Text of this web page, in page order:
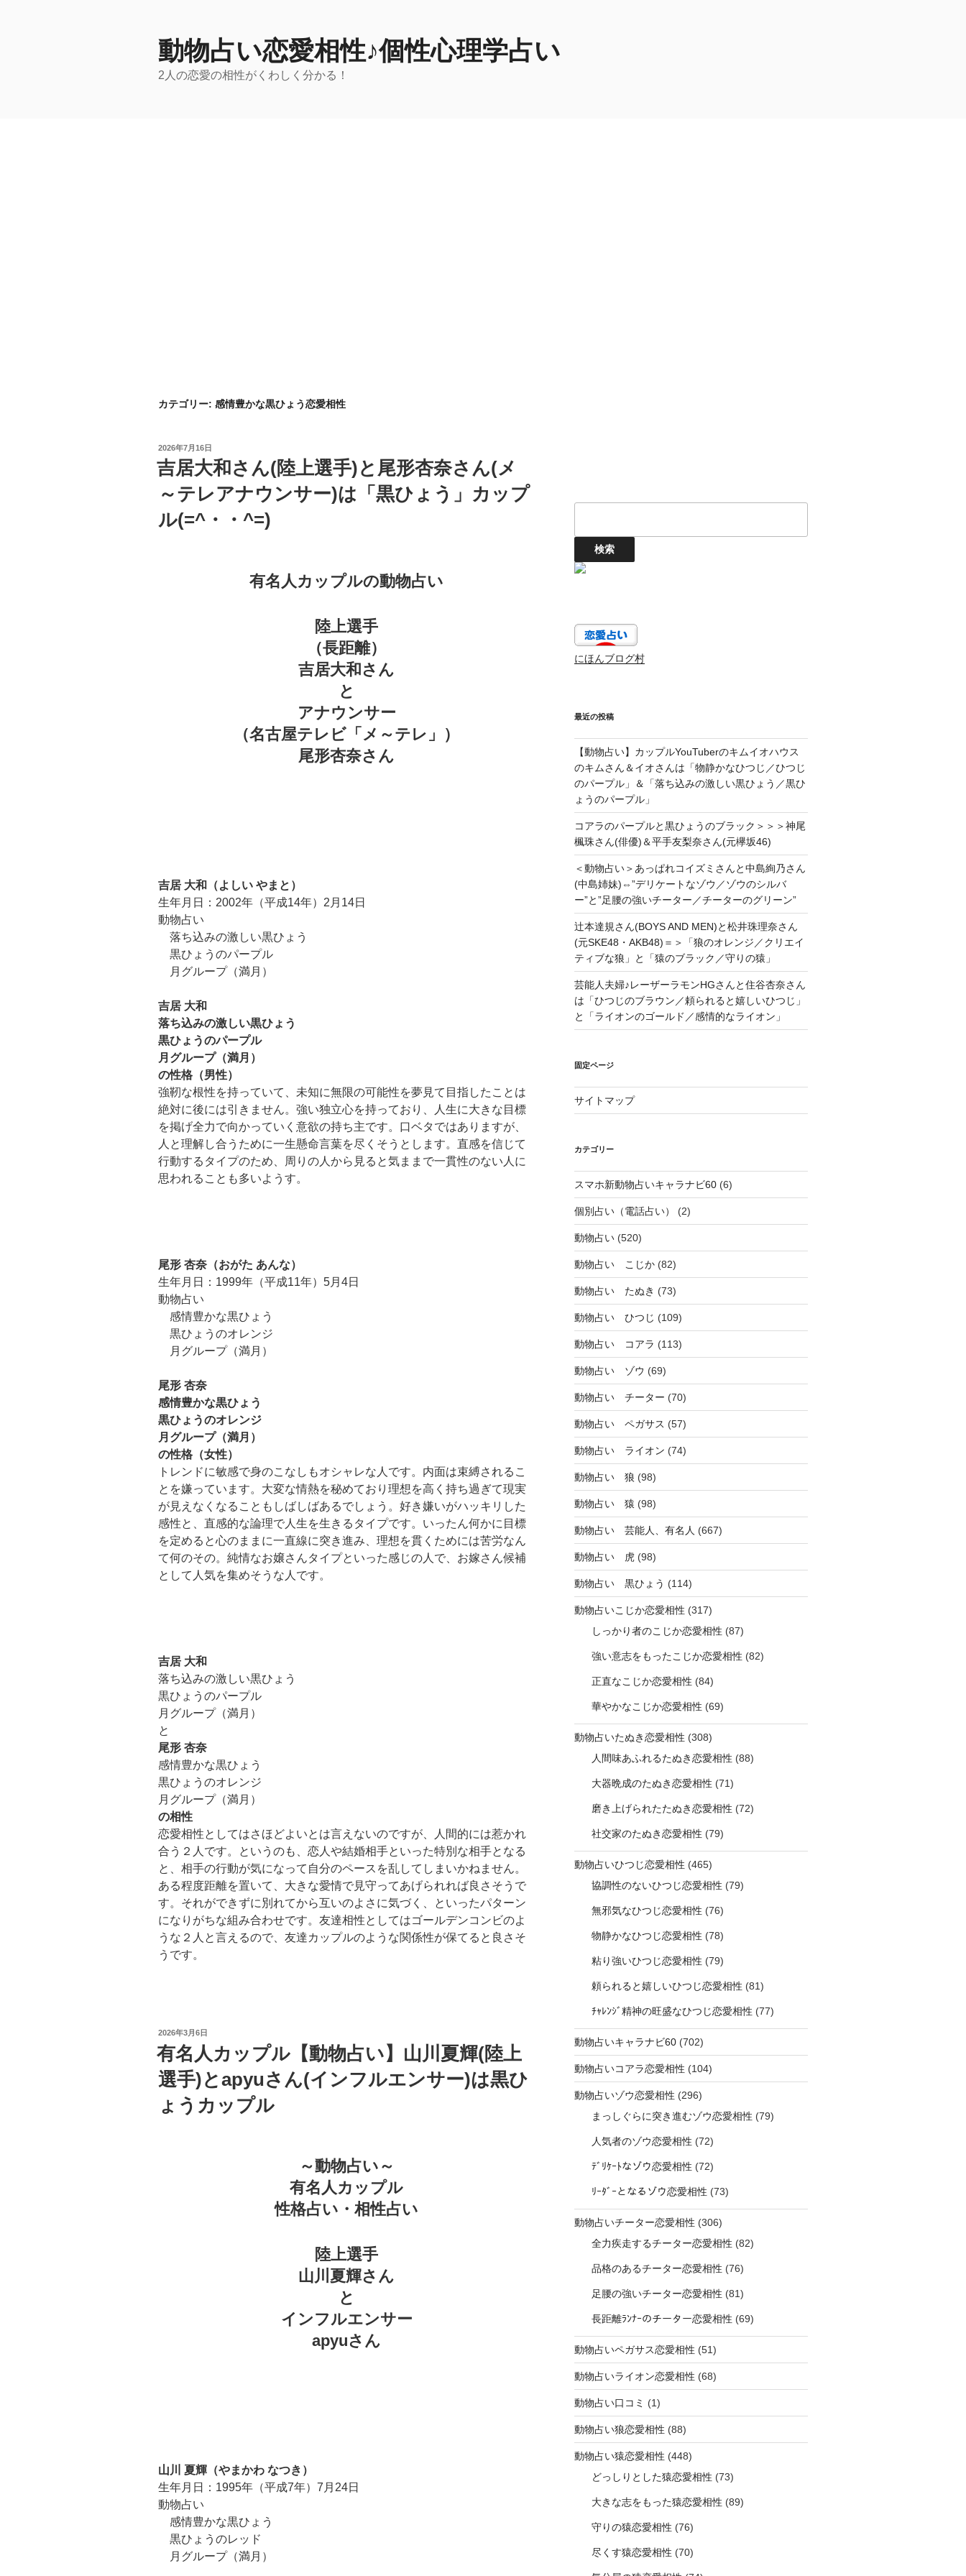
動物占い恋愛相性♪個性心理学占い
2人の恋愛の相性がくわしく分かる！
カテゴリー: 感情豊かな黒ひょう恋愛相性
投
稿
日:
2026年7月16日
吉居大和さん(陸上選手)と尾形杏奈さん(メ
～テレアナウンサー)は「黒ひょう」カップ
ル(=^・・^=)
有名人カップルの動物占い
陸上選手
（長距離）
吉居大和さん
と
アナウンサー
（名古屋テレビ「メ～テレ」）
尾形杏奈さん
吉居 大和（よしい やまと）
生年月日：2002年（平成14年）2月14日
動物占い
落ち込みの激しい黒ひょう
黒ひょうのパープル
月グループ（満月）
吉居 大和
落ち込みの激しい黒ひょう
黒ひょうのパープル
月グループ（満月）
の性格（男性）
強靭な根性を持っていて、未知に無限の可能性を夢見て目指したことは
絶対に後には引きません。強い独立心を持っており、人生に大きな目標
を掲げ全力で向かっていく意欲の持ち主です。口ベタではありますが、
人と理解し合うために一生懸命言葉を尽くそうとします。直感を信じて
行動するタイプのため、周りの人から見ると気ままで一貫性のない人に
思われることも多いようす。
尾形 杏奈（おがた あんな）
生年月日：1999年（平成11年）5月4日
動物占い
感情豊かな黒ひょう
黒ひょうのオレンジ
月グループ（満月）
尾形 杏奈
感情豊かな黒ひょう
黒ひょうのオレンジ
月グループ（満月）
の性格（女性）
トレンドに敏感で身のこなしもオシャレな人です。内面は束縛されるこ
とを嫌っています。大変な情熱を秘めており理想を高く持ち過ぎて現実
が見えなくなることもしばしばあるでしょう。好き嫌いがハッキリした
感性と、直感的な論理で人生を生きるタイプです。いったん何かに目標
を定めると心のままに一直線に突き進み、理想を貫くためには苦労なん
て何のその。純情なお嬢さんタイプといった感じの人で、お嫁さん候補
として人気を集めそうな人です。
吉居 大和
落ち込みの激しい黒ひょう
黒ひょうのパープル
月グループ（満月）
と
尾形 杏奈
感情豊かな黒ひょう
黒ひょうのオレンジ
月グループ（満月）
の相性
恋愛相性としてはさほどよいとは言えないのですが、人間的には惹かれ
合う２人です。というのも、恋人や結婚相手といった特別な相手となる
と、相手の行動が気になって自分のペースを乱してしまいかねません。
ある程度距離を置いて、大きな愛情で見守ってあげられれば良さそうで
す。それができずに別れてから互いのよさに気づく、といったパターン
になりがちな組み合わせです。友達相性としてはゴールデンコンビのよ
うな２人と言えるので、友達カップルのような関係性が保てると良さそ
うです。
投
稿
日:
2026年3月6日
有名人カップル【動物占い】山川夏輝(陸上
選手)とapyuさん(インフルエンサー)は黒ひ
ょうカップル
～動物占い～
有名人カップル
性格占い・相性占い
陸上選手
山川夏輝さん
と
インフルエンサー
apyuさん
山川 夏輝（やまかわ なつき）
生年月日：1995年（平成7年）7月24日
動物占い
感情豊かな黒ひょう
黒ひょうのレッド
月グループ（満月）
にほんブログ村
最近の投稿
【動物占い】カップルYouTuberのキムイオハウス
のキムさん＆イオさんは「物静かなひつじ／ひつじ
のパープル」＆「落ち込みの激しい黒ひょう／黒ひ
ょうのパープル」
コアラのパープルと黒ひょうのブラック＞＞＞神尾
楓珠さん(俳優)＆平手友梨奈さん(元欅坂46)
＜動物占い＞あっぱれコイズミさんと中島絢乃さん
(中島姉妹)⇔”デリケートなゾウ／ゾウのシルバ
ー”と”足腰の強いチーター／チーターのグリーン”
辻本達規さん(BOYS AND MEN)と松井珠理奈さん
(元SKE48・AKB48)＝＞「狼のオレンジ／クリエイ
ティブな狼」と「猿のブラック／守りの猿」
芸能人夫婦♪レーザーラモンHGさんと住谷杏奈さん
は「ひつじのブラウン／頼られると嬉しいひつじ」
と「ライオンのゴールド／感情的なライオン」
固定ページ
サイトマップ
カテゴリー
スマホ新動物占いキャラナビ60(6)
個別占い（電話占い） (2)
動物占い(520)
動物占い こじか(82)
動物占い たぬき (73)
動物占い ひつじ (109)
動物占い コアラ (113)
動物占い ゾウ (69)
動物占い チーター (70)
動物占い ペガサス (57)
動物占い ライオン (74)
動物占い 狼 (98)
動物占い 猿 (98)
動物占い 芸能人、有名人 (667)
動物占い 虎(98)
動物占い 黒ひょう (114)
動物占いこじか恋愛相性 (317)
しっかり者のこじか恋愛相性 (87)
強い意志をもったこじか恋愛相性 (82)
正直なこじか恋愛相性 (84)
華やかなこじか恋愛相性 (69)
動物占いたぬき恋愛相性 (308)
人間味あふれるたぬき恋愛相性 (88)
大器晩成のたぬき恋愛相性 (71)
磨き上げられたたぬき恋愛相性 (72)
社交家のたぬき恋愛相性 (79)
動物占いひつじ恋愛相性 (465)
協調性のないひつじ恋愛相性 (79)
無邪気なひつじ恋愛相性 (76)
物静かなひつじ恋愛相性 (78)
粘り強いひつじ恋愛相性 (79)
頼られると嬉しいひつじ恋愛相性 (81)
ﾁｬﾚﾝｼﾞ精神の旺盛なひつじ恋愛相性 (77)
動物占いキャラナビ60(702)
動物占いコアラ恋愛相性 (104)
動物占いゾウ恋愛相性 (296)
まっしぐらに突き進むゾウ恋愛相性 (79)
人気者のゾウ恋愛相性 (72)
ﾃﾞﾘｹｰﾄなゾウ恋愛相性 (72)
ﾘｰﾀﾞｰとなるゾウ恋愛相性 (73)
動物占いチーター恋愛相性 (306)
全力疾走するチーター恋愛相性 (82)
品格のあるチーター恋愛相性 (76)
足腰の強いチーター恋愛相性 (81)
長距離ﾗﾝﾅｰのチーター恋愛相性 (69)
動物占いペガサス恋愛相性 (51)
動物占いライオン恋愛相性 (68)
動物占い口コミ (1)
動物占い狼恋愛相性 (88)
動物占い猿恋愛相性 (448)
どっしりとした猿恋愛相性 (73)
大きな志をもった猿恋愛相性 (89)
守りの猿恋愛相性 (76)
尽くす猿恋愛相性 (70)